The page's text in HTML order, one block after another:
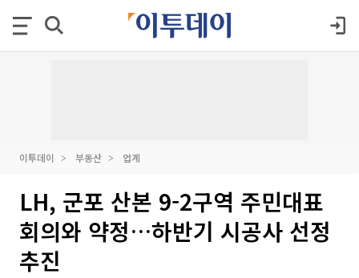
이투데이 부동산 업계
LH, 군포 산본 9-2구역 주민대표
회의와 약정…하반기 시공사 선정
추진